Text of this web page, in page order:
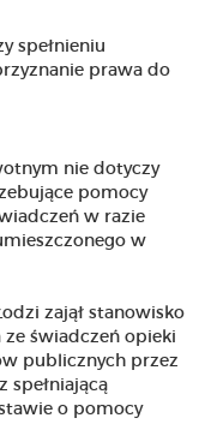
nie dotyczy
pomocy
w razie
w
zajął stanowisko
świadczeń opieki
publicznych przez
spełniającą
o pomocy